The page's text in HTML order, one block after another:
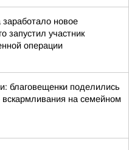
новое
запустил участник
операции
благовещенки поделились
вскармливания на семейном